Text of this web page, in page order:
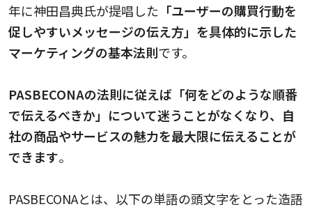
年に神田昌典氏が提唱した 「ユーザーの購買行動を
促しやすいメッセージの伝え方」を具体的に示した
マーケティングの基本法則です。
PASBECONAの法則に従えば「何をどのような順番
で伝えるべきか」について迷うことがなくなり、自
社の商品やサービスの魅力を最大限に伝えることが
できます。
PASBECONAとは、以下の単語の頭文字をとった造語